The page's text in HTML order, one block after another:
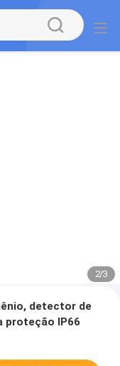
2/3
detector de
proteção IP66